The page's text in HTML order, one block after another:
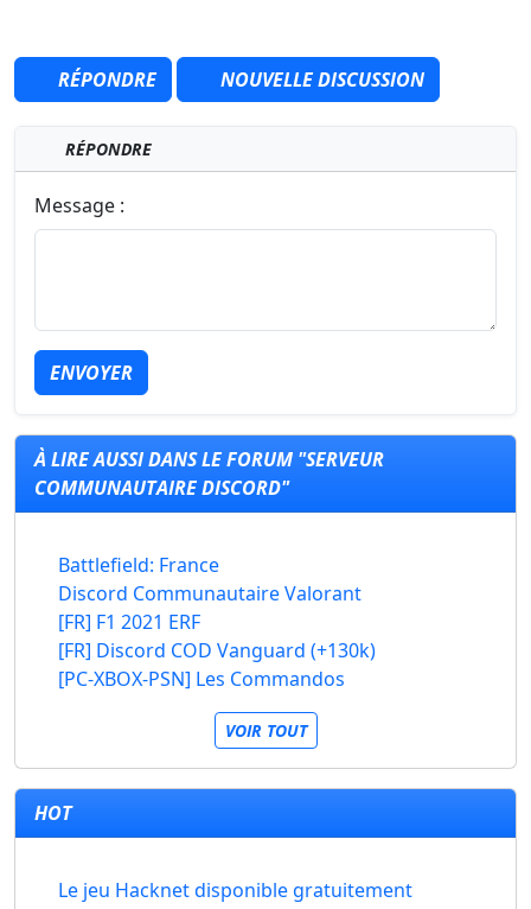
RÉPONDRE NOUVELLE DISCUSSION
RÉPONDRE
Message :
ENVOYER
À LIRE AUSSI DANS LE FORUM "SERVEUR
COMMUNAUTAIRE DISCORD"
Battlefield: France
Discord Communautaire Valorant
[FR] F1 2021 ERF
[FR] Discord COD Vanguard (+130k)
[PC-XBOX-PSN] Les Commandos
VOIR TOUT
HOT
Le jeu Hacknet disponible gratuitement